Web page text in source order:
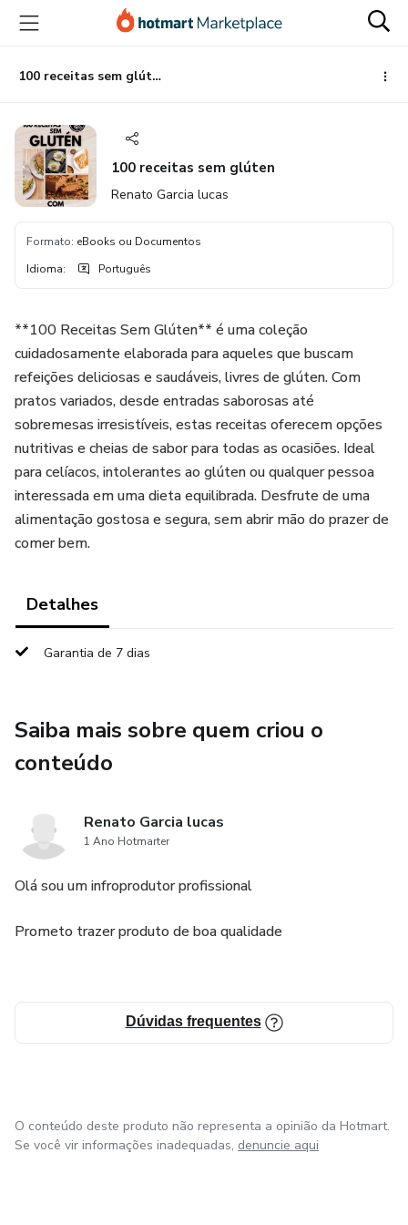
para
conteúdo
principal
para
pagamento
para
rodapé
100 receitas sem glúten
100 receitas sem glúten
Renato Garcia lucas
Formato: eBooks ou Documentos
Idioma: Português
**100 Receitas Sem Glúten** é uma coleção
cuidadosamente elaborada para aqueles que buscam
refeições deliciosas e saudáveis, livres de glúten. Com
pratos variados, desde entradas saborosas até
sobremesas irresistíveis, estas receitas oferecem opções
nutritivas e cheias de sabor para todas as ocasiões. Ideal
para celíacos, intolerantes ao glúten ou qualquer pessoa
interessada em uma dieta equilibrada. Desfrute de uma
alimentação gostosa e segura, sem abrir mão do prazer de
comer bem.
Detalhes
Garantia de 7 dias
Saiba mais sobre quem criou o
conteúdo
Renato Garcia lucas
1 Ano Hotmarter
Olá sou um infroprodutor profissional
Prometo trazer produto de boa qualidade
Dúvidas frequentes
O conteúdo deste produto não representa a opinião da Hotmart.
Se você vir informações inadequadas, denuncie aqui